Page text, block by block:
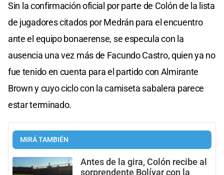
Sin la confirmación oficial por parte de Colón de la lista
de jugadores citados por Medrán para el encuentro
ante el equipo bonaerense, se especula con la
ausencia una vez más de Facundo Castro, quien ya no
fue tenido en cuenta para el partido con Almirante
Brown y cuyo ciclo con la camiseta sabalera parece
estar terminado.
MIRÁ TAMBIÉN
Antes de la gira, Colón recibe al
sorprendente Bolívar con la